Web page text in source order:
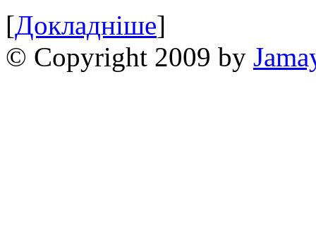
[Докладніше]
© Copyright 2009 by